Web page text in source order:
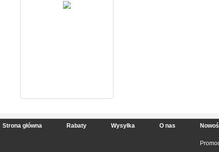
Strona główna Rabaty Wysyłka O nas